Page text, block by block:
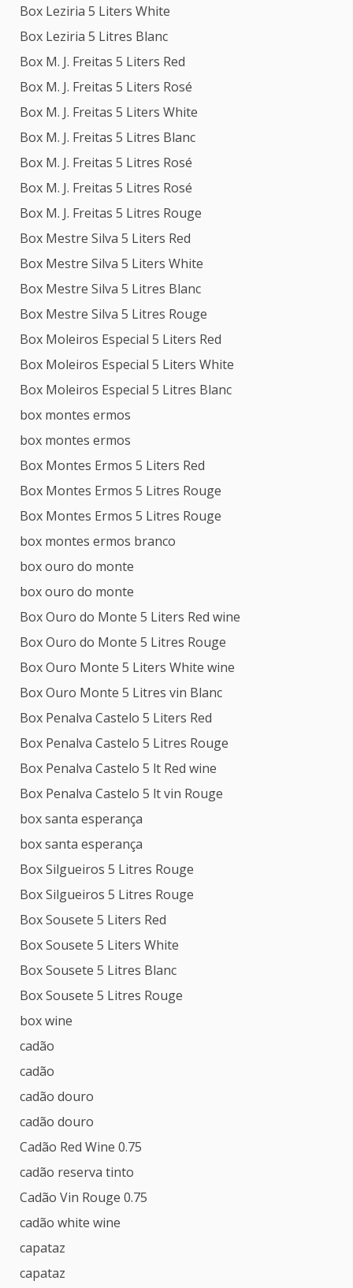
Box Leziria 5 Liters White
Box Leziria 5 Litres Blanc
Box M. J. Freitas 5 Liters Red
Box M. J. Freitas 5 Liters Rosé
Box M. J. Freitas 5 Liters White
Box M. J. Freitas 5 Litres Blanc
Box M. J. Freitas 5 Litres Rosé
Box M. J. Freitas 5 Litres Rosé
Box M. J. Freitas 5 Litres Rouge
Box Mestre Silva 5 Liters Red
Box Mestre Silva 5 Liters White
Box Mestre Silva 5 Litres Blanc
Box Mestre Silva 5 Litres Rouge
Box Moleiros Especial 5 Liters Red
Box Moleiros Especial 5 Liters White
Box Moleiros Especial 5 Litres Blanc
box montes ermos
box montes ermos
Box Montes Ermos 5 Liters Red
Box Montes Ermos 5 Litres Rouge
Box Montes Ermos 5 Litres Rouge
box montes ermos branco
box ouro do monte
box ouro do monte
Box Ouro do Monte 5 Liters Red wine
Box Ouro do Monte 5 Litres Rouge
Box Ouro Monte 5 Liters White wine
Box Ouro Monte 5 Litres vin Blanc
Box Penalva Castelo 5 Liters Red
Box Penalva Castelo 5 Litres Rouge
Box Penalva Castelo 5 lt Red wine
Box Penalva Castelo 5 lt vin Rouge
box santa esperança
box santa esperança
Box Silgueiros 5 Litres Rouge
Box Silgueiros 5 Litres Rouge
Box Sousete 5 Liters Red
Box Sousete 5 Liters White
Box Sousete 5 Litres Blanc
Box Sousete 5 Litres Rouge
box wine
cadão
cadão
cadão douro
cadão douro
Cadão Red Wine 0.75
cadão reserva tinto
Cadão Vin Rouge 0.75
cadão white wine
capataz
capataz